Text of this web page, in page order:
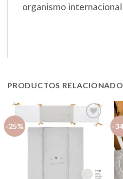
organismo
PRODUCTOS
-25% -